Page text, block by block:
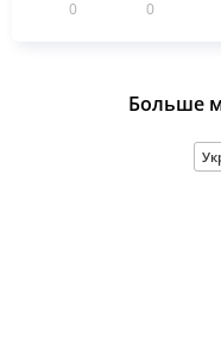
0 0
Больше